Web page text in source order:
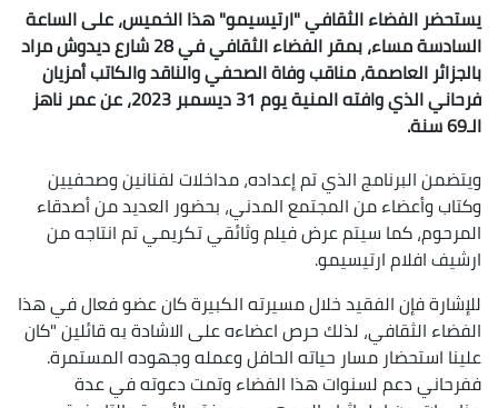
يستحضر الفضاء الثقافي "ارتيسيمو" هذا الخميس، على الساعة
السادسة مساء، بمقر الفضاء الثقافي في 28 شارع ديدوش مراد
بالجزائر العاصمة، مناقب وفاة الصحفي والناقد والكاتب أمزيان
فرحاني الذي وافته المنية يوم 31 ديسمبر 2023، عن عمر ناهز
ويتضمن البرنامج الذي تم إعداده، مداخلات لفنانين وصحفيين
وكتاب وأعضاء من المجتمع المدني، بحضور العديد من أصدقاء
المرحوم، كما سيتم عرض فيلم وثائقي تكريمي تم انتاجه من
ارشيف افلام ارتيسيمو.
للإشارة فإن الفقيد خلال مسيرته الكبيرة كان عضو فعال في هذا
الفضاء الثقافي، لذلك حرص اعضاءه على الاشادة به قائلين "كان
علينا استحضار مسار حياته الحافل وعمله وجهوده المستمرة.
ففرحاني دعم لسنوات هذا الفضاء وتمت دعوته في عدة